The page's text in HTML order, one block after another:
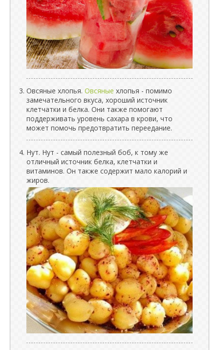
Овсяные хлопья. Овсяные хлопья - помимо
замечательного вкуса, хороший источник
клетчатки и белка. Они также помогают
поддерживать уровень сахара в крови, что
может помочь предотвратить переедание.
Нут. Нут - самый полезный боб, к тому же
отличный источник белка, клетчатки и
витаминов. Он также содержит мало калорий и
жиров.